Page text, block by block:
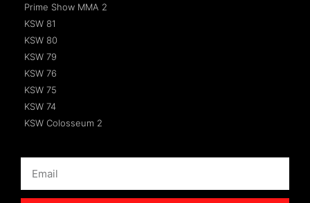
Prime Show MMA 2
KSW 81
KSW 80
KSW 79
KSW 76
KSW 75
KSW 74
KSW Colosseum 2